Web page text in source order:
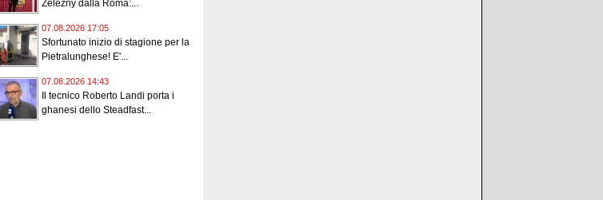
Zelezny dalla Roma:...
07.08.2026 17:05
Sfortunato inizio di stagione per la
Pietralunghese! E'...
07.08.2026 14:43
Il tecnico Roberto Landi porta i
ghanesi dello Steadfast...